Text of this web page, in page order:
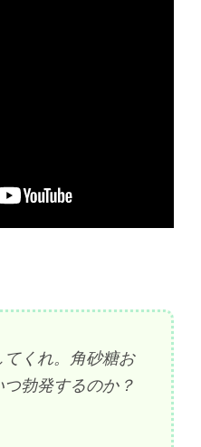
くれ。角砂糖お
勃発するのか？